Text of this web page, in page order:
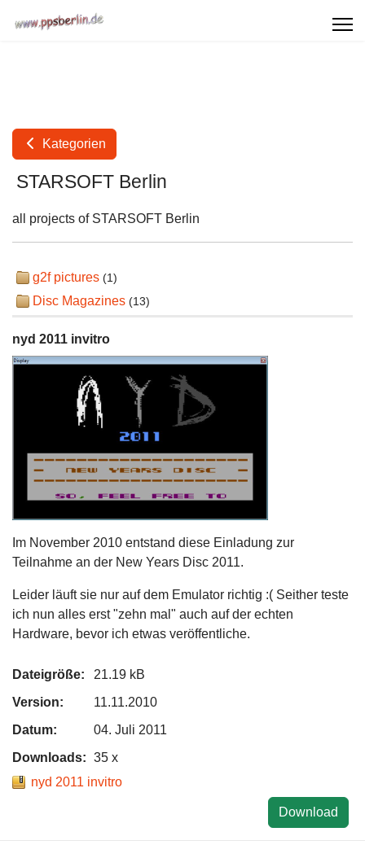
Kategorien
STARSOFT Berlin
all projects of STARSOFT Berlin
g2f pictures (1)
Disc Magazines (13)
nyd 2011 invitro
Im November 2010 entstand diese Einladung zur
Teilnahme an der New Years Disc 2011.
Leider läuft sie nur auf dem Emulator richtig :( Seither teste
ich nun alles erst "zehn mal" auch auf der echten
Hardware, bevor ich etwas veröffentliche.
Dateigröße:
21.19 kB
Version:
11.11.2010
Datum:
04. Juli 2011
Downloads: 35 x
nyd 2011 invitro
Download